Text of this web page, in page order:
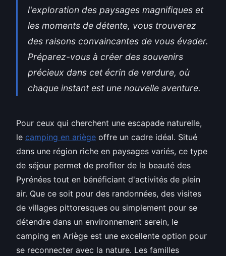
l'exploration des paysages magnifiques et
les moments de détente, vous trouverez
des raisons convaincantes de vous évader.
Préparez-vous à créer des souvenirs
précieux dans cet écrin de verdure, où
chaque instant est une nouvelle aventure.
Pour ceux qui cherchent une escapade naturelle,
le camping en ariège offre un cadre idéal. Situé
dans une région riche en paysages variés, ce type
de séjour permet de profiter de la beauté des
Pyrénées tout en bénéficiant d'activités de plein
air. Que ce soit pour des randonnées, des visites
de villages pittoresques ou simplement pour se
détendre dans un environnement serein, le
camping en Ariège est une excellente option pour
se reconnecter avec la nature. Les familles